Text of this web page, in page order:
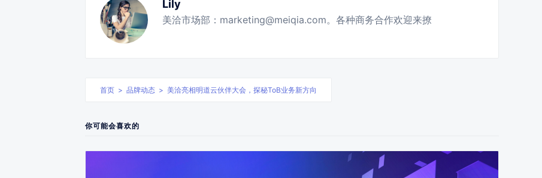
Lily
美洽市场部：marketing@meiqia.com。各种商务合作欢迎来撩
首页 > 品牌动态 > 美洽亮相明道云伙伴大会，探秘ToB业务新方向
你可能会喜欢的